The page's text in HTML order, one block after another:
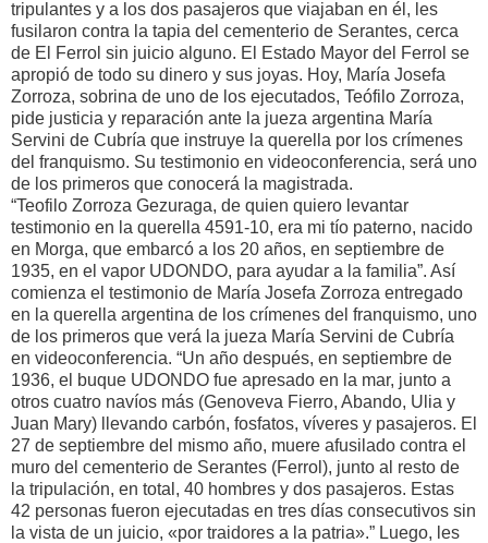
tripulantes y a los dos pasajeros que viajaban en él, les
fusilaron contra la tapia del cementerio de Serantes, cerca
de El Ferrol sin juicio alguno. El Estado Mayor del Ferrol se
apropió de todo su dinero y sus joyas. Hoy, María Josefa
Zorroza, sobrina de uno de los ejecutados, Teófilo Zorroza,
pide justicia y reparación ante la jueza argentina María
Servini de Cubría que instruye la querella por los crímenes
del franquismo. Su testimonio en videoconferencia, será uno
de los primeros que conocerá la magistrada.
“Teofilo Zorroza Gezuraga, de quien quiero levantar
testimonio en la querella 4591-10, era mi tío paterno, nacido
en Morga, que embarcó a los 20 años, en septiembre de
1935, en el vapor UDONDO, para ayudar a la familia”. Así
comienza el testimonio de María Josefa Zorroza entregado
en la querella argentina de los crímenes del franquismo, uno
de los primeros que verá la jueza María Servini de Cubría
en videoconferencia. “Un año después, en septiembre de
1936, el buque UDONDO fue apresado en la mar, junto a
otros cuatro navíos más (Genoveva Fierro, Abando, Ulia y
Juan Mary) llevando carbón, fosfatos, víveres y pasajeros. El
27 de septiembre del mismo año, muere afusilado contra el
muro del cementerio de Serantes (Ferrol), junto al resto de
la tripulación, en total, 40 hombres y dos pasajeros. Estas
42 personas fueron ejecutadas en tres días consecutivos sin
la vista de un juicio, «por traidores a la patria».” Luego, les